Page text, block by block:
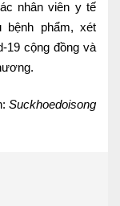
nhân viên y tế
phẩm, xét
19 cộng đồng và
Suckhoedoisong